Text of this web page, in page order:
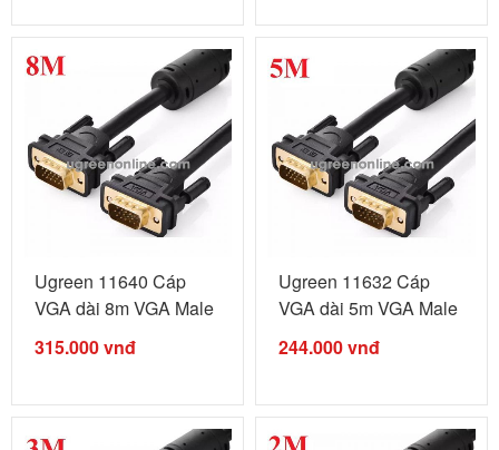
Ugreen 11640 Cáp
VGA dài 8m VGA Male
to Male ...
315.000vnđ
Ugreen 11632 Cáp
VGA dài 5m VGA Male
to Male ...
244.000vnđ